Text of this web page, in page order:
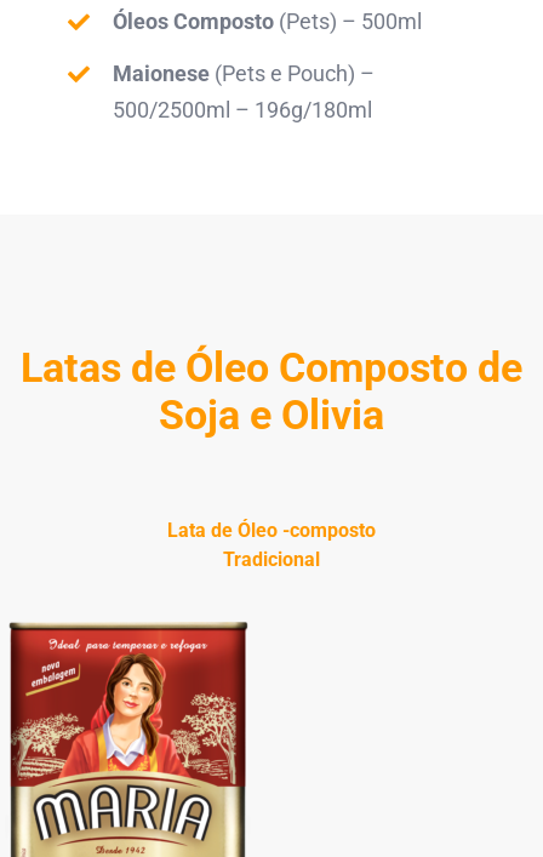
Óleos Composto (Pets) – 500ml
Maionese (Pets e Pouch) –
500/2500ml – 196g/180ml
Latas de Óleo Composto de
Soja e Olivia
Lata de Óleo -composto
Tradicional